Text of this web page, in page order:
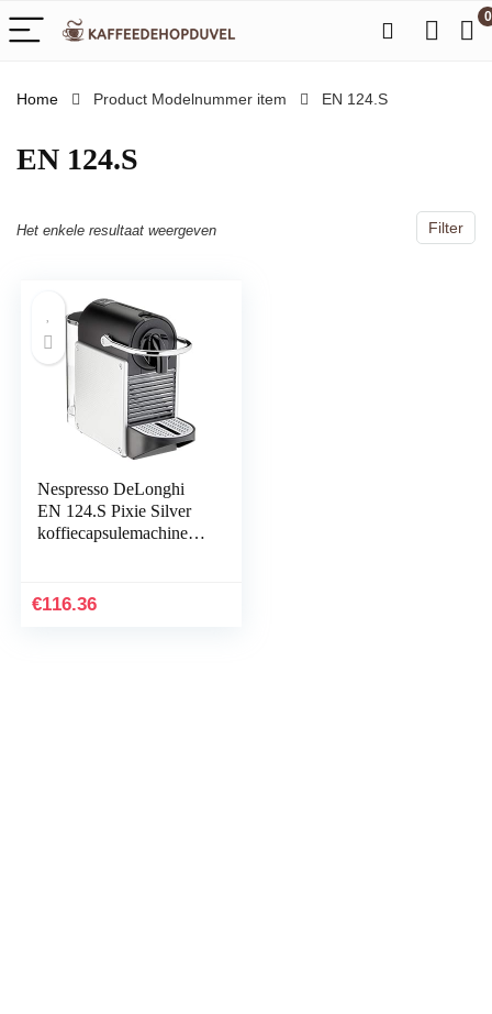
0
Home Product Modelnummer item ‎EN 124.S
‎EN 124.S
Filter
Het enkele resultaat weergeven
Nespresso DeLonghi
EN 124.S Pixie Silver
koffiecapsulemachine |
gerecyclede capsule,
€116.36